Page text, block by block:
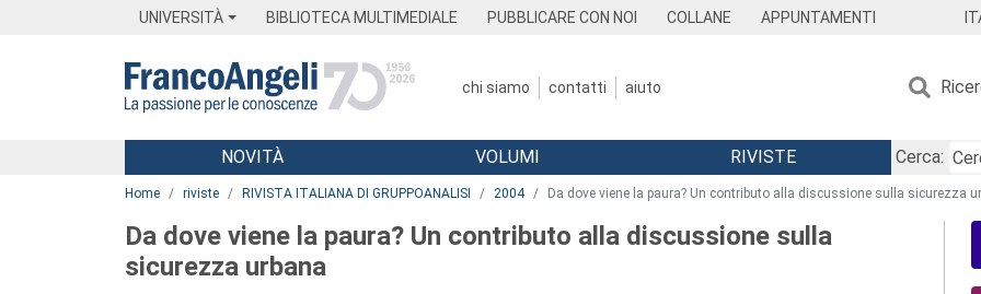
UNIVERSITÀ BIBLIOTECA MULTIMEDIALE PUBBLICARE CON NOI COLLANE APPUNTAMENTI
chi siamo contatti aiuto
Menu
NOVITÀ VOLUMI RIVISTE
Cerca:
Home riviste RIVISTA ITALIANA DI GRUPPOANALISI 2004 Da dove viene la paura? Un contributo alla discussione sulla sicurezza
Da dove viene la paura? Un contributo alla discussione sulla
sicurezza urbana